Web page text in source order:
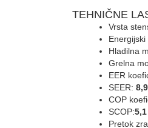
TEHNIČNE
Vrsta
Hladilna
Grelna
EER
SEER: 8,9
COP
SCOP:5,1
Pretok